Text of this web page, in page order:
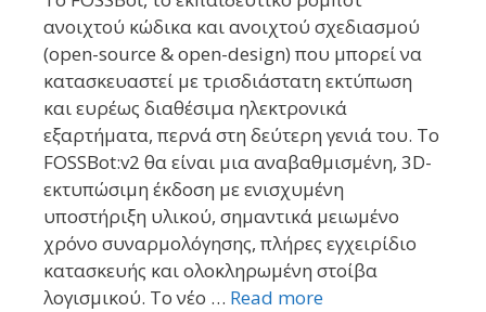
ανοιχτού κώδικα και ανοιχτού σχεδιασμού
(open-source & open-design) που μπορεί να
κατασκευαστεί με τρισδιάστατη εκτύπωση
και ευρέως διαθέσιμα ηλεκτρονικά
εξαρτήματα, περνά στη δεύτερη γενιά του. Το
FOSSBot:v2 θα είναι μια αναβαθμισμένη, 3D-
εκτυπώσιμη έκδοση με ενισχυμένη
υποστήριξη υλικού, σημαντικά μειωμένο
χρόνο συναρμολόγησης, πλήρες εγχειρίδιο
κατασκευής και ολοκληρωμένη στοίβα
λογισμικού. Το νέο … Read more